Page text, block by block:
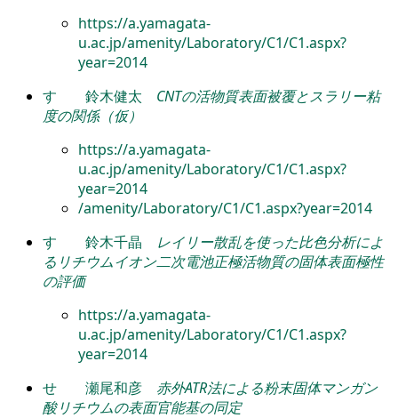
https://a.yamagata-
u.ac.jp/amenity/Laboratory/C1/C1.aspx?
year=2014
す
鈴木健太
CNTの活物質表面被覆とスラリー粘
度の関係（仮）
https://a.yamagata-
u.ac.jp/amenity/Laboratory/C1/C1.aspx?
year=2014
/amenity/Laboratory/C1/C1.aspx?year=2014
す
鈴木千晶
レイリー散乱を使った比色分析によ
るリチウムイオン二次電池正極活物質の固体表面極性
の評価
https://a.yamagata-
u.ac.jp/amenity/Laboratory/C1/C1.aspx?
year=2014
せ
瀬尾和彦
赤外ATR法による粉末固体マンガン
酸リチウムの表面官能基の同定